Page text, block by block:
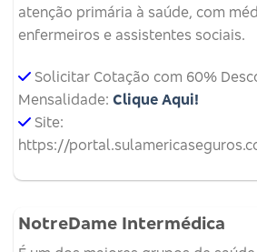
atenção primária à saúde, com
enfermeiros e assistentes sociais.
Solicitar Cotação com 60%
Mensalidade: Clique Aqui!
Site:
https://
NotreDame Intermédica